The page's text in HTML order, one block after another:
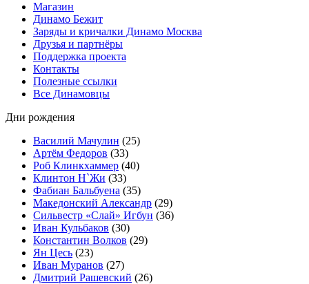
Магазин
Динамо Бежит
Заряды и кричалки Динамо Москва
Друзья и партнёры
Поддержка проекта
Контакты
Полезные ссылки
Все Динамовцы
Дни рождения
Василий Мачулин (25)
Артём Федоров (33)
Роб Клинкхаммер (40)
Клинтон Н`Жи (33)
Фабиан Бальбуена (35)
Македонский Александр (29)
Сильвестр «Слай» Игбун (36)
Иван Кульбаков (30)
Константин Волков (29)
Ян Цесь (23)
Иван Муранов (27)
Дмитрий Рашевский (26)